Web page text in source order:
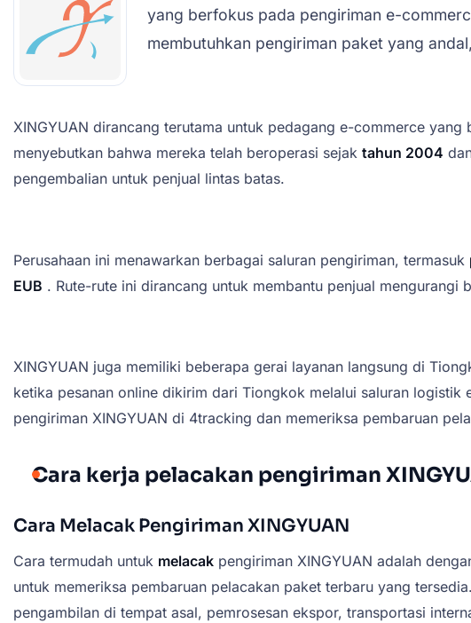
yang berfokus pada pengiriman e-
membutuhkan pengiriman paket yang
XINGYUAN dirancang terutama untuk pedagang e-commerce
menyebutkan bahwa mereka telah beroperasi sejak tahun 2004
pengembalian untuk penjual lintas batas.
Perusahaan ini menawarkan berbagai saluran pengiriman, termasuk
EUB . Rute-rute ini dirancang untuk membantu penjual
XINGYUAN juga memiliki beberapa gerai layanan langsung di
ketika pesanan online dikirim dari Tiongkok melalui saluran
pengiriman XINGYUAN di 4tracking dan memeriksa pembaruan
Cara kerja pelacakan pengiriman
Cara Melacak Pengiriman XINGYUAN
Cara termudah untuk melacak pengiriman XINGYUAN adalah
untuk memeriksa pembaruan pelacakan paket terbaru yang
pengambilan di tempat asal, pemrosesan ekspor, transportasi